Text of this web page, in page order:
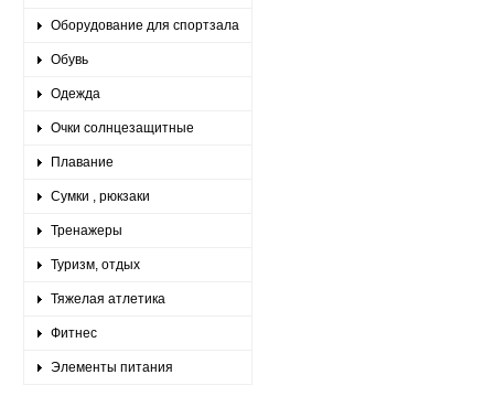
Оборудование для спортзала
Обувь
Одежда
Очки солнцезащитные
Плавание
Сумки , рюкзаки
Тренажеры
Туризм, отдых
Тяжелая атлетика
Фитнес
Элементы питания